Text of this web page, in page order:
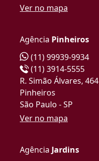
Ver no mapa
Agência Pinheiros
(11) 99939-9934
(11) 3914-5555
R. Simão Álvares, 464
Pinheiros
São Paulo - SP
Ver no mapa
Agência Jardins